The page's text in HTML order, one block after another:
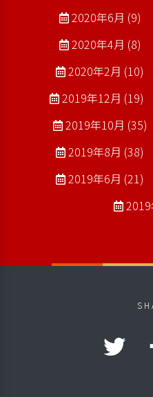
2020年6月 (9)
2020年4月 (8)
2020年2月 (10)
2019年12月 (19)
2019年10月 (35)
2019年8月 (38)
2019年6月 (21)